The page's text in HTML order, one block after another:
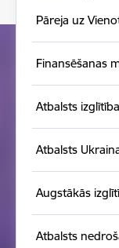
Pāreja uz
Finansēšanas
Atbalsts
Atbalsts
Augstākās
Atbalsts